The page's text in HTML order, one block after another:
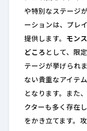
や特別なステージ
ーションは、プレ
提供します。 モン
どころ として、限
テージが挙げられ
ない貴重なアイテ
となります。また
クターも多く存在
をかき立てます。